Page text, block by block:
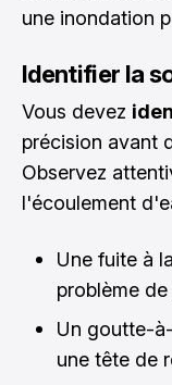
une inondation
Identifier la
Vous devez
précision avant
Observez
l'écoulement
Une fuite à
problème
Un goutte-
une tête de